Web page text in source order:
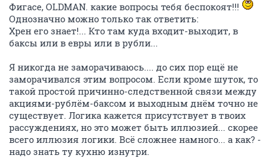
Фигасе, OLDMAN. какие вопросы тебя беспокоят!!!
Однозначно можно только так ответить:
Хрен его знает!... Кто там куда входит-выходит, в
баксы или в евры или в рубли...
Я никогда не заморачиваюсь.... до сих пор ещё не
заморачивался этим вопросом. Если кроме шуток, то
такой простой причинно-следственной связи между
акциями-рублём-баксом и выходным днём точно не
существует. Логика кажется присутствует в твоих
рассуждениях, но это может быть иллюзией... скорее
всего иллюзия логики. Всё сложнее намного... а как? -
надо знать ту кухню изнутри.